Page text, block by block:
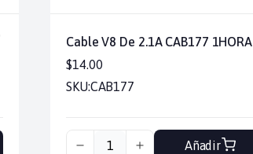
Cable V8 De 2.1A CAB177 1HORA
$14.00
SKU:CAB177
Añadir